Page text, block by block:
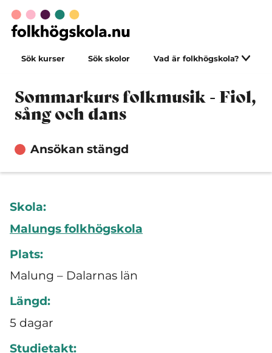
Sök kurser Sök skolor Vad är folkhögskola?
Sommarkurs folkmusik - Fiol,
sång och dans
Ansökan stängd
Skola:
Malungs folkhögskola
Plats:
Malung – Dalarnas län
Längd:
5 dagar
Studietakt: